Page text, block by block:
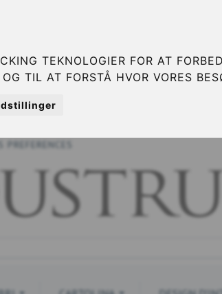
TEKNOLOGIER FOR AT
TIL AT FORSTÅ HVOR VORES
PREFERENCES